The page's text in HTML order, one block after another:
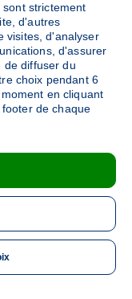
ME
strictement
d'autres
visites, d'analyser
d'assurer
de diffuser du
choix pendant 6
en cliquant
de chaque